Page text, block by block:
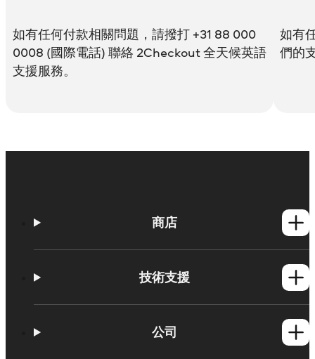
如有任何付款相關問題，請撥打 +31 88 000
0008 (國際電話) 聯絡 2Checkout 全天候英語
支援服務。
如有
們的
商店
Mac產品
技術支援
學習平台
公司